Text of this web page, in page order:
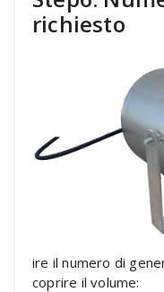
richiesto
ire il numero di
coprire il volume: